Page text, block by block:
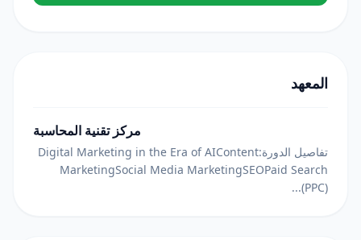
المعهد
مركز تقنية المحاسبة
تفاصيل الدورة:Digital Marketing in the Era of AIContent
MarketingSocial Media MarketingSEOPaid Search
(PPC)...